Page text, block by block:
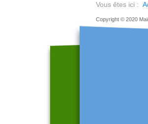
Vous êtes ici :
Copyright © 2020